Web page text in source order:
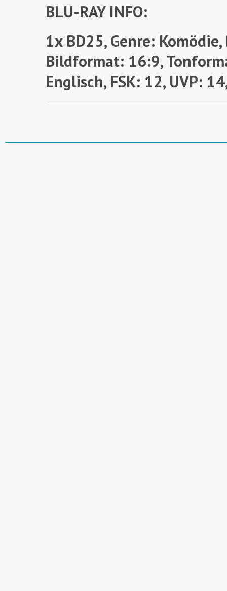
BLU-RAY INFO:
1x BD25, Genre:
Bildformat: 16:9,
Englisch, FSK: 12, UVP: